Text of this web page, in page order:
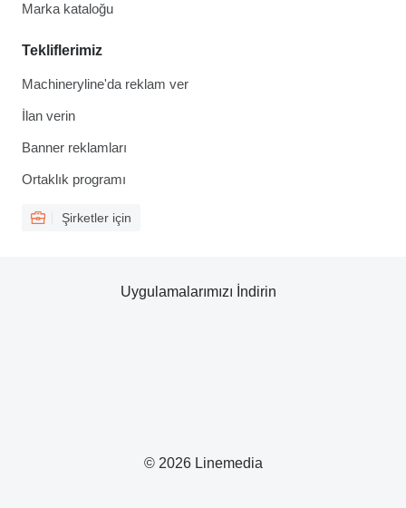
Marka kataloğu
Tekliflerimiz
Machineryline'da reklam ver
İlan verin
Banner reklamları
Ortaklık programı
Şirketler için
© 2026 Linemedia
Uygulamalarımızı İndirin